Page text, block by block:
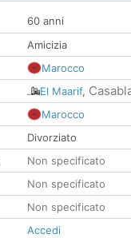
60 anni
Amicizia
Marocco
El Maarif,
Marocco
Divorziato
Non specificato
Non specificato
Non specificato
Accedi